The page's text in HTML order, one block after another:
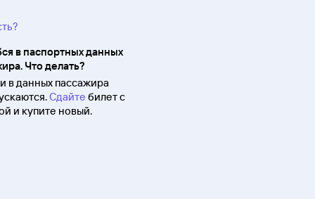
в паспортных данных
Что делать?
в данных пассажира
Сдайте билет с
и купите новый.